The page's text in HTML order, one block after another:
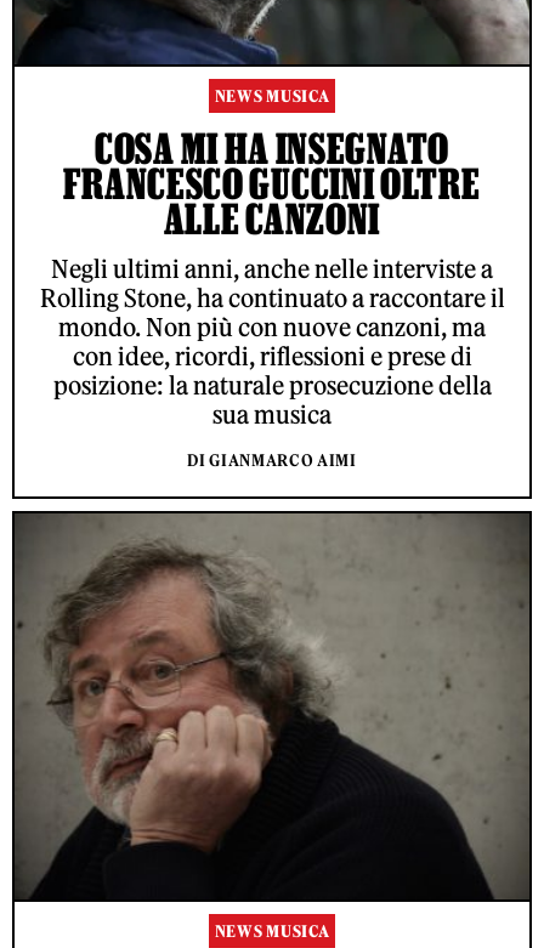
NEWS MUSICA
COSA MI HA INSEGNATO
FRANCESCO GUCCINI OLTRE
ALLE CANZONI
Negli ultimi anni, anche nelle interviste a
Rolling Stone, ha continuato a raccontare il
mondo. Non più con nuove canzoni, ma
con idee, ricordi, riflessioni e prese di
posizione: la naturale prosecuzione della
sua musica
DI GIANMARCO AIMI
NEWS MUSICA